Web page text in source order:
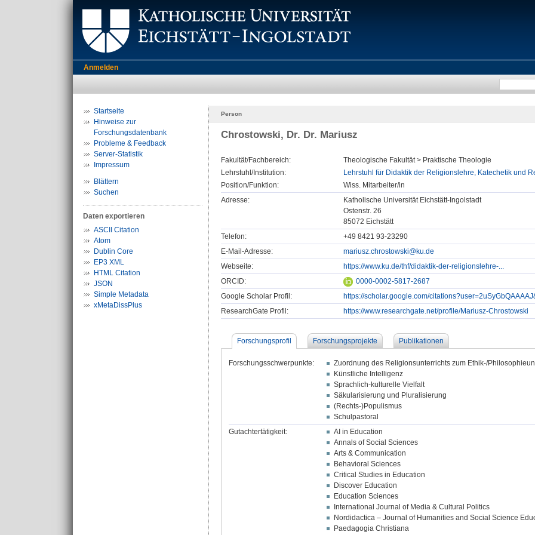
Anmelden
Startseite
Hinweise zur
Forschungsdatenbank
Probleme & Feedback
Server-Statistik
Impressum
Blättern
Suchen
Daten exportieren
ASCII Citation
Atom
Dublin Core
EP3 XML
HTML Citation
JSON
Simple Metadata
xMetaDissPlus
Person
Chrostowski, Dr. Dr. Mariusz
Fakultät/Fachbereich:
Theologische Fakultät > Praktische Theologie
Lehrstuhl/Institution:
Lehrstuhl für Didaktik der Religionslehre, Katechetik und
Position/Funktion:
Wiss. Mitarbeiter/in
Adresse:
Katholische Universität Eichstätt-Ingolstadt
Ostenstr. 26
85072 Eichstätt
Telefon:
+49 8421 93-23290
E-Mail-Adresse:
mariusz.chrostowski@ku.de
Webseite:
https://www.ku.de/thf/didaktik-der-religionslehre-...
ORCID:
0000-0002-5817-2687
Google Scholar Profil:
https://scholar.google.com/
ResearchGate Profil:
https://www.researchgate.net/profile/Mariusz-Chrostowski
Forschungsprofil Forschungsprojekte Publikationen
Forschungsschwerpunkte:
Zuordnung des Religionsunterrichts zum Ethik-/
Künstliche Intelligenz
Sprachlich-kulturelle Vielfalt
Säkularisierung und Pluralisierung
(Rechts-)Populismus
Schulpastoral
Gutachtertätigkeit:
AI in Education
Annals of Social Sciences
Arts & Communication
Behavioral Sciences
Critical Studies in Education
Discover Education
Education Sciences
International Journal of Media & Cultural Politics
Nordidactica – Journal of Humanities and Social Science
Paedagogia Christiana